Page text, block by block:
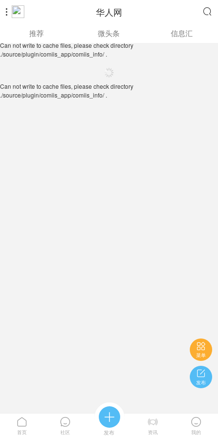
 华人网 
./source/plugin/comiis_app/comiis_info/ .
推荐 微头条 信息汇
Can not write to cache files, please check directory
./source/plugin/comiis_app/comiis_info/ .

菜单

发布

首页

社区

发布

资讯

我的
Can not write to cache files, please check directory
./source/plugin/comiis_app/comiis_info/ .